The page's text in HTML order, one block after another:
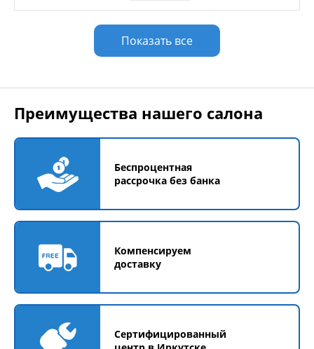
Показать все
Преимущества нашего салона
Беспроцентная
рассрочка без банка
Компенсируем
доставку
Сертифицированный